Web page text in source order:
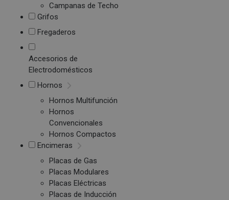
Campanas de Techo
Grifos
Fregaderos
Accesorios de
Electrodomésticos
Hornos
Hornos Multifunción
Hornos
Convencionales
Hornos Compactos
Encimeras
Placas de Gas
Placas Modulares
Placas Eléctricas
Placas de Inducción